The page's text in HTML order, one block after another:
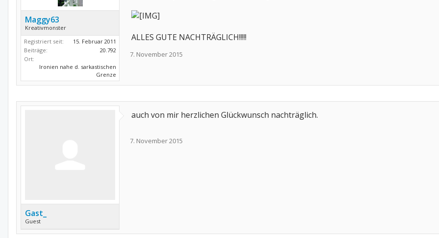
Maggy63
Kreativmonster
Registriert seit:
15. Februar 2011
Beiträge:
20.792
Ort:
Ironien nahe d. sarkastischen
Grenze
ALLES GUTE NACHTRÄGLICH!!!!!
7. November 2015
Gast_
Guest
auch von mir herzlichen Glückwunsch nachträglich.
7. November 2015